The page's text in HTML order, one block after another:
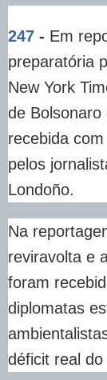
247 - Em
preparatória
New York
de
recebida
pelos
Londoño.
Na
reviravolta e
foram
diplomatas
déficit real